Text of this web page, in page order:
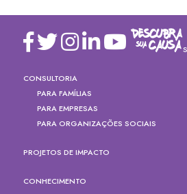
CONSULTORIA
PARA FAMÍLIAS
PARA EMPRESAS
PARA ORGANIZAÇÕES SOCIAIS
PROJETOS DE IMPACTO
CONHECIMENTO